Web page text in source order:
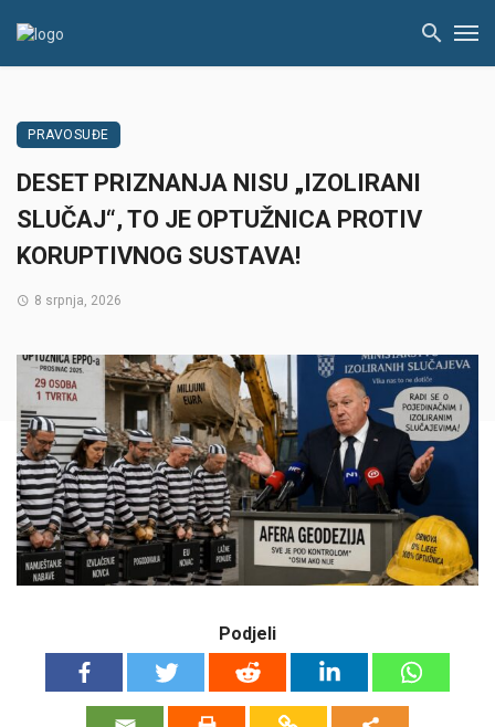
PRAVOSUĐE
DESET PRIZNANJA NISU „IZOLIRANI
SLUČAJ“, TO JE OPTUŽNICA PROTIV
KORUPTIVNOG SUSTAVA!
8 srpnja, 2026
Podjeli